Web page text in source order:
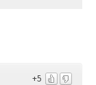
+5